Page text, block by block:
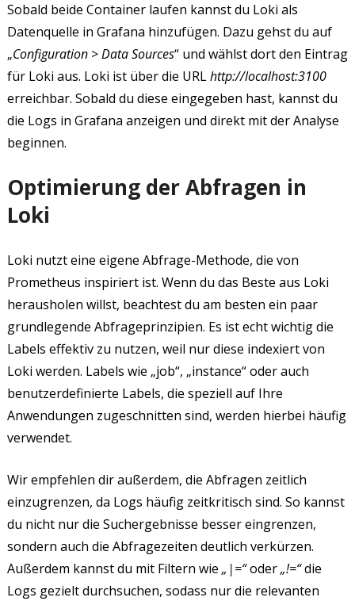
Sobald beide Container laufen kannst du Loki als
Datenquelle in Grafana hinzufügen. Dazu gehst du auf
„Configuration>Data Sources“ und wählst dort den Eintrag
für Loki aus. Loki ist über die URLhttp://localhost:3100
erreichbar. Sobald du diese eingegeben hast, kannst du
die Logs in Grafana anzeigen und direkt mit der Analyse
beginnen.
Optimierung der Abfragen in
Loki
Loki nutzt eine eigene Abfrage-Methode, die von
Prometheus inspiriert ist. Wenn du das Beste aus Loki
herausholen willst, beachtest du am besten ein paar
grundlegende Abfrageprinzipien. Es ist echt wichtig die
Labels effektiv zu nutzen, weil nur diese indexiert von
Loki werden. Labels wie „job“, „instance“ oder auch
benutzerdefinierte Labels, die speziell auf Ihre
Anwendungen zugeschnitten sind, werden hierbei häufig
verwendet.
Wir empfehlen dir außerdem, die Abfragen zeitlich
einzugrenzen, da Logs häufig zeitkritisch sind. So kannst
du nicht nur die Suchergebnisse besser eingrenzen,
sondern auch die Abfragezeiten deutlich verkürzen.
Außerdem kannst du mit Filtern wie „|=“oder„!=“die
Logs gezielt durchsuchen, sodass nur die relevanten